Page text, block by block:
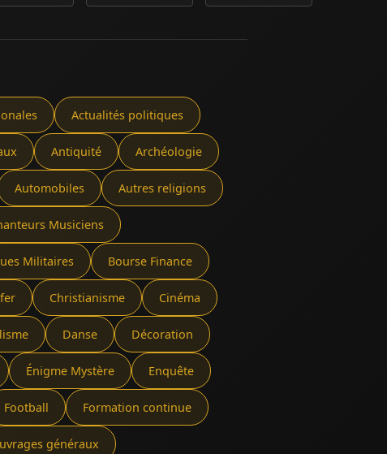
Actualités politiques
Antiquité Archéologie
Automobiles Autres religions
Musiciens
Militaires Bourse Finance
Christianisme Cinéma
Danse Décoration
Énigme Mystère Enquête
Football Formation continue
généraux